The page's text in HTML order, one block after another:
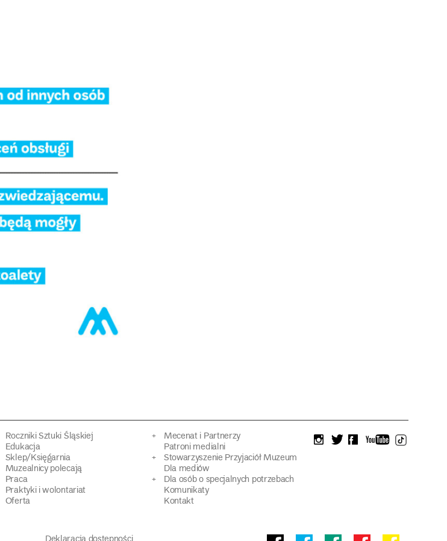
Roczniki Sztuki Śląskiej
Edukacja
Sklep/Księgarnia
Muzealnicy polecają
Praca
Praktyki i wolontariat
Oferta
Mecenat i Partnerzy
Patroni medialni
Stowarzyszenie Przyjaciół Muzeum
Dla mediów
Dla osób o specjalnych potrzebach
Komunikaty
Kontakt
instagram
twitterfacebookyoutube
tiktok